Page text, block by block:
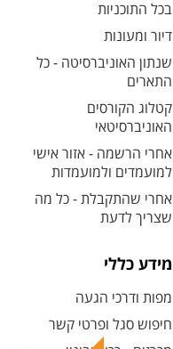
בכל התוכניות
דיור ומעונות
שנתון האוניברסיטה - כל
התארים
קטלוג הקורסים
האוניברסיטאי
אחרי הרשמה - אזור אישי
למועמדים ולמועמדות
אחרי שהתקבלת - כל מה
שצריך לדעת
מידע כללי
מפות ודרכי הגעה
חיפוש סגל ופרטי קשר